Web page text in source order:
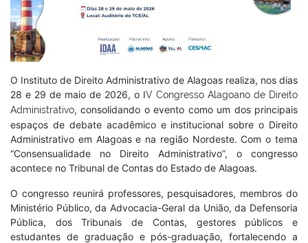
O Instituto de Direito Administrativo de Alagoas realiza, nos dias
28 e 29 de maio de 2026, o IV Congresso Alagoano de Direito
Administrativo, consolidando o evento como um dos principais
espaços de debate acadêmico e institucional sobre o Direito
Administrativo em Alagoas e na região Nordeste. Com o tema
“Consensualidade no Direito Administrativo”, o congresso
acontece no Tribunal de Contas do Estado de Alagoas.
O congresso reunirá professores, pesquisadores, membros do
Ministério Público, da Advocacia-Geral da União, da Defensoria
Pública, dos Tribunais de Contas, gestores públicos e
estudantes de graduação e pós-graduação, fortalecendo a